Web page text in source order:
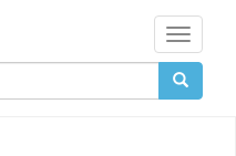
Toggle